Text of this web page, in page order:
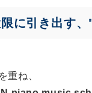
に引き出す
重ね、